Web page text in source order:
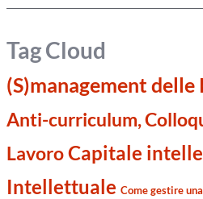
Tag Cloud
(S)management delle
Anti-curriculum,
LavoroCapitale
Intellettuale Come gestire